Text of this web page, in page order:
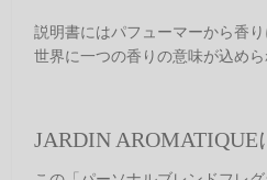
説明書にはパフューマーから香
世界に一つの香りの意味が込めら
JARDIN AROMATIQUE